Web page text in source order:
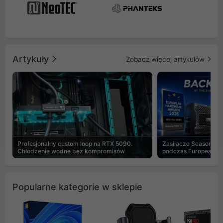
Artykuły Zobacz więcej artykułów
Profesjonalny custom loop na RTX 5090.
Chłodzenie wodne bez kompromisów
Zasilacze Seasonic
podczas European
Popularne kategorie w sklepie